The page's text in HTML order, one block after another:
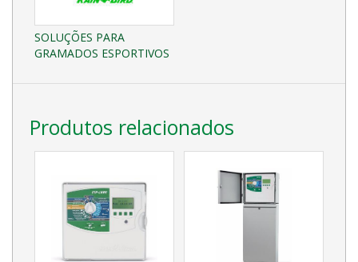
SOLUÇÕES PARA
GRAMADOS ESPORTIVOS
Produtos relacionados